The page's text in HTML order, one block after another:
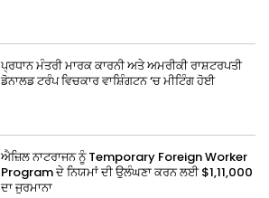
ਪ੍ਰਧਾਨ ਮੰਤਰੀ ਮਾਰਕ ਕਾਰਨੀ ਅਤੇ ਅਮਰੀਕੀ ਰਾਸ਼ਟਰਪਤੀ
ਡੋਨਾਲਡ ਟਰੰਪ ਵਿਚਕਾਰ ਵਾਸ਼ਿੰਗਟਨ ‘ਚ ਮੀਟਿੰਗ ਹੋਈ
ਐਜ਼ਿਲ ਨਾਟਰਾਜਨ ਨੂੰ Temporary Foreign Worker
Program ਦੇ ਨਿਯਮਾਂ ਦੀ ਉਲੰਘਣਾ ਕਰਨ ਲਈ $1,11,000
ਦਾ ਜੁਰਮਾਨਾ